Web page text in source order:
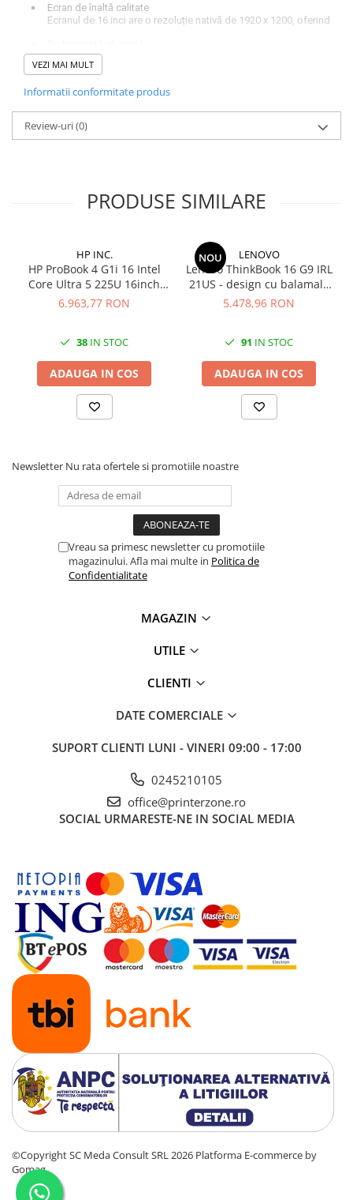
Ecran de înaltă calitate
Ecranul de 16 inci are o rezoluție nativă de 1920 x 1200, oferind
Datorită procesorului Core Ultra 7 cu 16 nuclee, acest laptop
Camera web încorporată este dotată cu un obturator de
Experiență audio îmbunătățită
Cu Dolby Audio și microfoane dual array, ThinkBook oferă o
VEZI MAI MULT
Informatii conformitate produs
Review-uri(0)
PRODUSE SIMILARE
HP INC.
HP ProBook 4 G1i 16 Intel
Core Ultra 5 225U 16inch
16GB 512GB UMA W11P
6.963,77 RON
38 IN STOC
ADAUGA IN COS
NOU LENOVO
Lenovo ThinkBook 16 G9 IRL
21US - design cu balamale
la 180 de grade - Intel Core
Intel Graphics - 32 GB RAM
- 1 TB SSD NVMe - 16" IPS
1920 x 1200
5.478,96 RON
91 IN STOC
ADAUGA IN COS
Newsletter Nu rata ofertele si promotiile noastre
Vreau sa primesc newsletter cu promotiile
magazinului. Afla mai multe in Politica de
Confidentialitate
MAGAZIN
UTILE
CLIENTI
DATE COMERCIALE
SUPORT CLIENTI LUNI - VINERI 09:00 - 17:00
0245210105
office@printerzone.ro
SOCIAL URMARESTE-NE IN SOCIAL MEDIA
©Copyright SC Meda Consult SRL 2026 Platforma E-commerce by
Gomag